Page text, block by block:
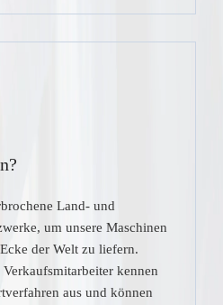
Land- und
um unsere Maschinen
der Welt zu liefern.
kennen
aus und können